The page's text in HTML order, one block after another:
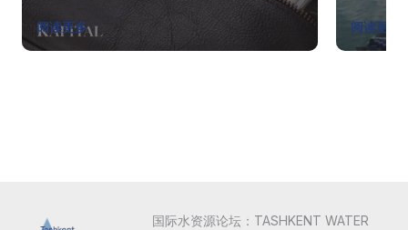
阅读更多 阅读更多
国际水资源论坛：TASHKENT WATER